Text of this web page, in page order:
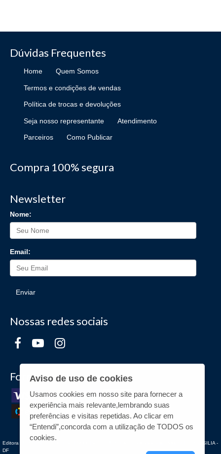
Dúvidas Frequentes
Home Quem Somos
Termos e condições de vendas
Política de trocas e devoluções
Seja nosso representante Atendimento
Parceiros Como Publicar
Compra 100% segura
Newsletter
Nome:
Email:
Enviar
Nossas redes sociais
Formas de Pagamento
Editora UnB - CNPJ n° 00.038.174/0019-72 - UnB, Centro de Vivência - Asa Sul - - BRASILIA -
DF
Aviso de uso de cookies
Usamos cookies em nosso site para fornecer a
experiência mais relevante,lembrando suas
preferências e visitas repetidas. Ao clicar em
“Entendi”,concorda com a utilização de TODOS os
cookies.